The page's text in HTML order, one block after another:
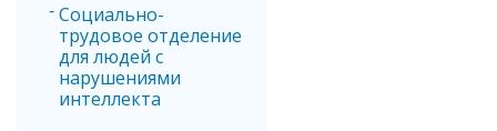
Социально-
трудовое отделение
для людей с
нарушениями
интеллекта